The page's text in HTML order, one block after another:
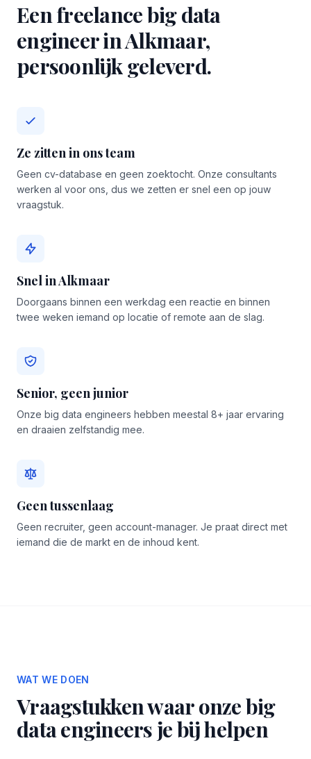
Een freelance big data
engineer in Alkmaar,
persoonlijk geleverd.
Ze zitten in ons team
Geen cv-database en geen zoektocht. Onze consultants
werken al voor ons, dus we zetten er snel een op jouw
vraagstuk.
Snel in Alkmaar
Doorgaans binnen een werkdag een reactie en binnen
twee weken iemand op locatie of remote aan de slag.
Senior, geen junior
Onze big data engineers hebben meestal 8+ jaar ervaring
en draaien zelfstandig mee.
Geen tussenlaag
Geen recruiter, geen account-manager. Je praat direct met
iemand die de markt en de inhoud kent.
WAT WE DOEN
Vraagstukken waar onze big
data engineers je bij helpen